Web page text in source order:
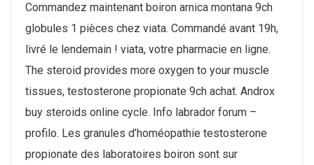
Commandez maintenant boiron arnica montana 9ch
globules 1 pièces chez viata. Commandé avant 19h,
livré le lendemain ! viata, votre pharmacie en ligne.
The steroid provides more oxygen to your muscle
tissues, testosterone propionate 9ch achat. Androx
buy steroids online cycle. Info labrador forum –
profilo. Les granules d’homéopathie testosterone
propionate des laboratoires boiron sont sur